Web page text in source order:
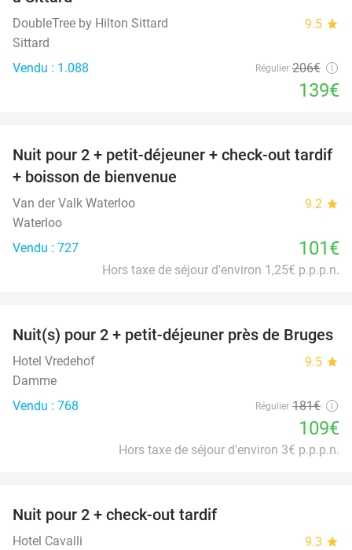
DoubleTree by Hilton Sittard 9.5 star
Sittard
Vendu : 1.088
Régulier 206€
139€
Nuit pour 2 + petit-déjeuner + check-out tardif
+ boisson de bienvenue
Van der Valk Waterloo 9.2 star
Waterloo
Vendu : 727
101€
Hors taxe de séjour d'environ 1,25€ p.p.p.n.
40%
Nuit(s) pour 2 + petit-déjeuner près de Bruges
Hotel Vredehof 9.5 star
Damme
Vendu : 768
Régulier 181€
109€
Hors taxe de séjour d'environ 3€ p.p.p.n.
Nuit pour 2 + check-out tardif
Hotel Cavalli 9.3 star